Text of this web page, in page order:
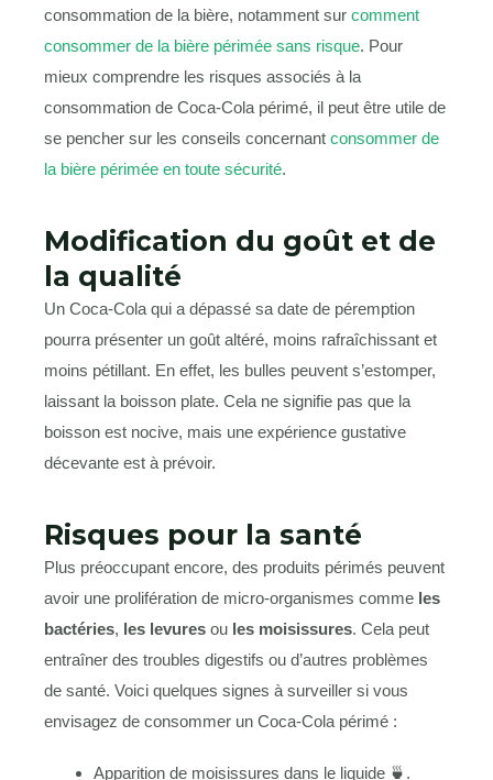
consommation de la bière, notamment sur comment
consommer de la bière périmée sans risque. Pour
mieux comprendre les risques associés à la
consommation de Coca-Cola périmé, il peut être utile de
se pencher sur les conseils concernant consommer de
la bière périmée en toute sécurité.
Modification du goût et de
la qualité
Un Coca-Cola qui a dépassé sa date de péremption
pourra présenter un goût altéré, moins rafraîchissant et
moins pétillant. En effet, les bulles peuvent s’estomper,
laissant la boisson plate. Cela ne signifie pas que la
boisson est nocive, mais une expérience gustative
décevante est à prévoir.
Risques pour la santé
Plus préoccupant encore, des produits périmés peuvent
avoir une prolifération de micro-organismes comme les
bactéries, les levures ou les moisissures. Cela peut
entraîner des troubles digestifs ou d’autres problèmes
de santé. Voici quelques signes à surveiller si vous
envisagez de consommer un Coca-Cola périmé :
Apparition de moisissures dans le liquide 🍵.